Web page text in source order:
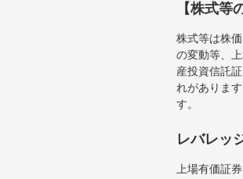
【株式等
株式等は株
の変動等、
産投資信託
れがありま
す。
レバレッ
上場有価証